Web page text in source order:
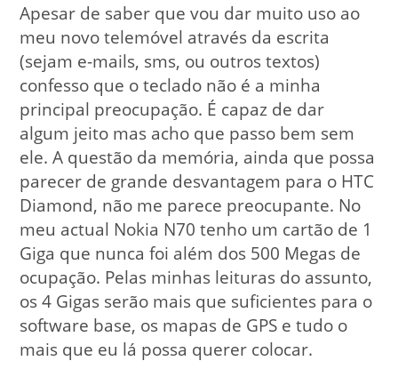
Apesar de saber que vou dar muito uso ao
meu novo telemóvel através da escrita
(sejam e-mails, sms, ou outros textos)
confesso que o teclado não é a minha
principal preocupação. É capaz de dar
algum jeito mas acho que passo bem sem
ele. A questão da memória, ainda que possa
parecer de grande desvantagem para o HTC
Diamond, não me parece preocupante. No
meu actual Nokia N70 tenho um cartão de 1
Giga que nunca foi além dos 500 Megas de
ocupação. Pelas minhas leituras do assunto,
os 4 Gigas serão mais que suficientes para o
software base, os mapas de GPS e tudo o
mais que eu lá possa querer colocar.